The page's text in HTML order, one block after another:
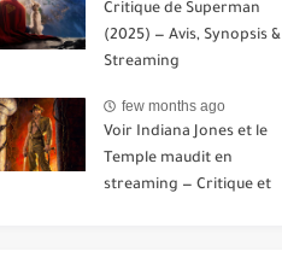
Critique de Superman
(2025) — Avis, Synopsis &
Streaming
few months ago
Voir Indiana Jones et le
Temple maudit en
streaming — Critique et